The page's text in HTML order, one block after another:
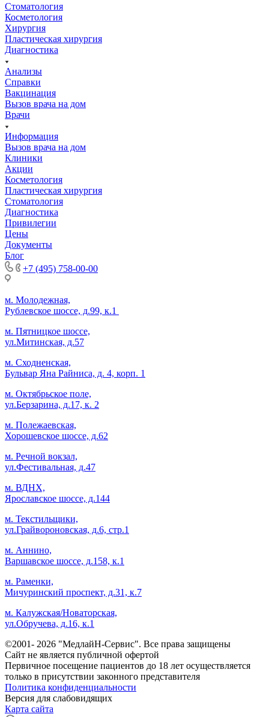
Стоматология
Косметология
Хирургия
Пластическая хирургия
Диагностика
Анализы
Справки
Вакцинация
Вызов врача на дом
Врачи
Информация
Вызов врача на дом
Клиники
Акции
Косметология
Пластическая хирургия
Стоматология
Диагностика
Привилегии
Цены
Документы
Блог
+7 (495) 758-00-00
м. Молодежная,
Рублевское шоссе, д.99, к.1
м. Пятницкое шоссе,
ул.Митинская, д.57
м. Сходненская,
Бульвар Яна Райниса, д. 4, корп. 1
м. Октябрьское поле,
ул.Берзарина, д.17, к. 2
м. Полежаевская,
Хорошевское шоссе, д.62
м. Речной вокзал,
ул.Фестивальная, д.47
м. ВДНХ,
Ярославское шоссе, д.144
м. Текстильщики,
ул.Грайвороновская, д.6, стр.1
м. Аннино,
Варшавское шоссе, д.158, к.1
м. Раменки,
Мичуринский проспект, д.31, к.7
м. Калужская/Новаторская,
ул.Обручева, д.16, к.1
©2001- 2026 "МедлайН-Сервис". Все права защищены
Сайт не является публичной офертой
Первичное посещение пациентов до 18 лет осуществляется
только в присутствии законного представителя
Политика конфиденциальности
Версия для слабовидящих
Карта сайта